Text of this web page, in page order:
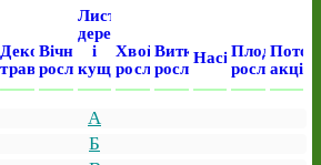
Декоративні
трави
Вічнозелені
рослини
Листяні
дерева
і
кущі
Хвойні
рослини
Виткі
рослини
НасінняПлодові
рослини
акція
А
Б